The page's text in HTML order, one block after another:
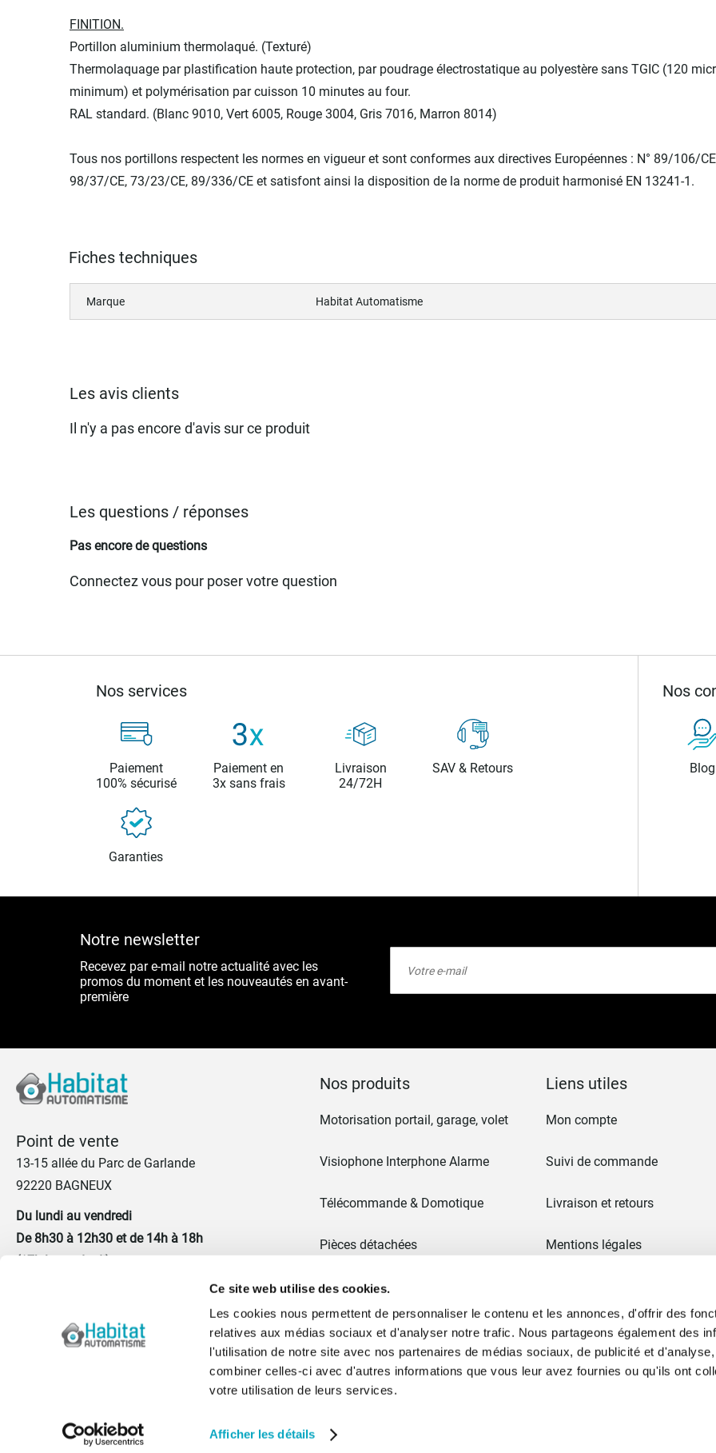
Ce site web utilise des cookies.
Les cookies nous permettent de personnaliser le contenu et les annonces, d'offrir des
relatives aux médias sociaux et d'analyser notre trafic. Nous partageons également des
l'utilisation de notre site avec nos partenaires de médias sociaux, de publicité et
combiner celles-ci avec d'autres informations que vous leur avez fournies ou qu'ils ont
votre utilisation de leurs services.
Afficher les détails
FINITION.
Portillon aluminium thermolaqué. (Texturé)
Thermolaquage par plastification haute protection, par poudrage électrostatique au polyestère sans TGIC (120
minimum) et polymérisation par cuisson 10 minutes au four.
RAL standard. (Blanc 9010, Vert 6005, Rouge 3004, Gris 7016, Marron 8014)
Tous nos portillons respectent les normes en vigueur et sont conformes aux directives Européennes : N° 89/106/
98/37/CE, 73/23/CE, 89/336/CE et satisfont ainsi la disposition de la norme de produit harmonisé EN 13241-1.
Fiches techniques
Marque Habitat Automatisme
Les avis clients
Il n'y a pas encore d'avis sur ce produit
Les questions / réponses
Pas encore de questions
Connectez vous pour poser votre question
Nos services
Paiement
100% sécurisé
Paiement en
3x sans frais
Livraison
24/72H
SAV & Retours
Garanties
Nos
Blog
Notre newsletter
Recevez par e-mail notre actualité avec les
promos du moment et les nouveautés en avant-
première
notre
:
Point de vente
13-15 allée du Parc de Garlande
92220 BAGNEUX
Du lundi au vendredi
De 8h30 à 12h30 et de 14h à 18h
Nous contacter
Nos produits
Motorisation portail, garage, volet
Visiophone Interphone Alarme
Télécommande & Domotique
Pièces détachées
Promo
Portes & Portails
Blog
Liens utiles
Mon compte
Suivi de commande
Livraison et retours
Mentions légales
Paiement en 3x sans frais
Ancien site